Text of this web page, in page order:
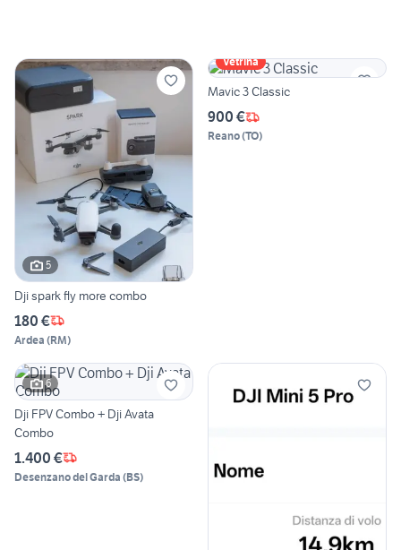
5
Dji spark fly more combo
180 €
Ardea (RM)
Vetrina
Mavic 3 Classic
900 €
Reano(TO)
6
Dji FPV Combo + Dji Avata
Combo
1.400 €
Desenzano del Garda (BS)